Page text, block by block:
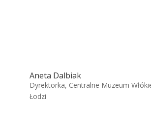
Aneta Dalbiak
Dyrektorka, Centralne Muzeum
Łodzi